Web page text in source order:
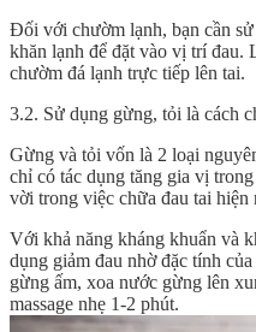
Đối với chườm lạnh, bạn cần
khăn lạnh để đặt vào vị trí
chườm đá lạnh trực tiếp lên tai.
3.2. Sử dụng gừng, tỏi là cách
Gừng và tỏi vốn là 2 loại
chỉ có tác dụng tăng gia vị
vời trong việc chữa đau tai hiện
Với khả năng kháng khuẩn và
dụng giảm đau nhờ đặc tính
gừng ấm, xoa nước gừng lên
massage nhẹ 1-2 phút.